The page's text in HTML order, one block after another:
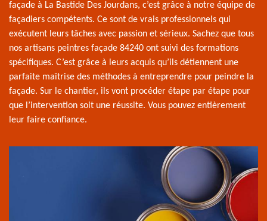
façade à La Bastide Des Jourdans, c’est grâce à notre équipe de
façadiers compétents. Ce sont de vrais professionnels qui
exécutent leurs tâches avec passion et sérieux. Sachez que tous
nos artisans peintres façade 84240 ont suivi des formations
spécifiques. C’est grâce à leurs acquis qu’ils détiennent une
parfaite maîtrise des méthodes à entreprendre pour peindre la
façade. Sur le chantier, ils vont procéder étape par étape pour
que l’intervention soit une réussite. Vous pouvez entièrement
leur faire confiance.